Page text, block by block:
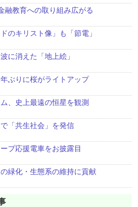
融教育への取り組み広がる
のキリスト像」も「節電」
に消えた「地上絵」
ぶりに桜がライトアップ
、史上最遠の恒星を観測
「共生社会」を発信
プ応援電車をお披露目
緑化・生態系の維持に貢献